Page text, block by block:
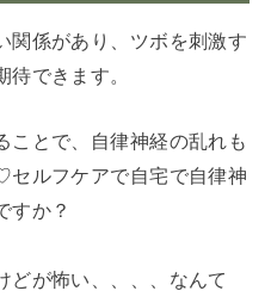
関係があり、ツボを刺激す
できます。
ことで、自律神経の乱れも
ルフケアで自宅で自律神
すか？
どが怖い、、、、なんて